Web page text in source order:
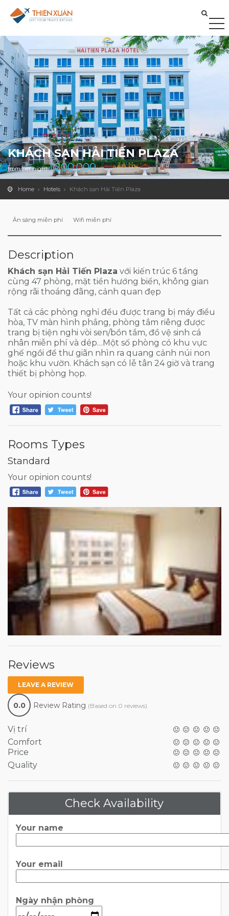
KHÁCH SẠN HẢI TIẾN PLAZA
from/per night1,200,000
Home Hotels Khách sạn Hải Tiến Plaza
Ăn sáng miễn phí Wifi miễn phí
Description
Khách sạn Hải Tiến Plaza với kiến trúc 6 tầng
cùng 47 phòng, mặt tiền hướng biển, không gian
rộng rãi thoáng đãng, cảnh quan đẹp
Tất cả các phòng nghỉ đều được trang bị máy điều
hòa, TV màn hình phẳng, phòng tắm riêng được
trang bị tiện nghi vòi sen/bồn tắm, đồ vệ sinh cá
nhân miễn phí và dép…Một số phòng có khu vực
ghế ngồi để thư giãn nhìn ra quang cảnh núi non
hoặc khu vườn. Khách sạn có lễ tân 24 giờ và trang
thiết bị phòng họp.
Your opinion counts!
Rooms Types
Standard
Your opinion counts!
Reviews
LEAVE A REVIEW
0.0 Review Rating (Based on 0 reviews)
Vị trí
Comfort
Price
Quality
Check Availability
Your name
Your email
Ngày nhận phòng